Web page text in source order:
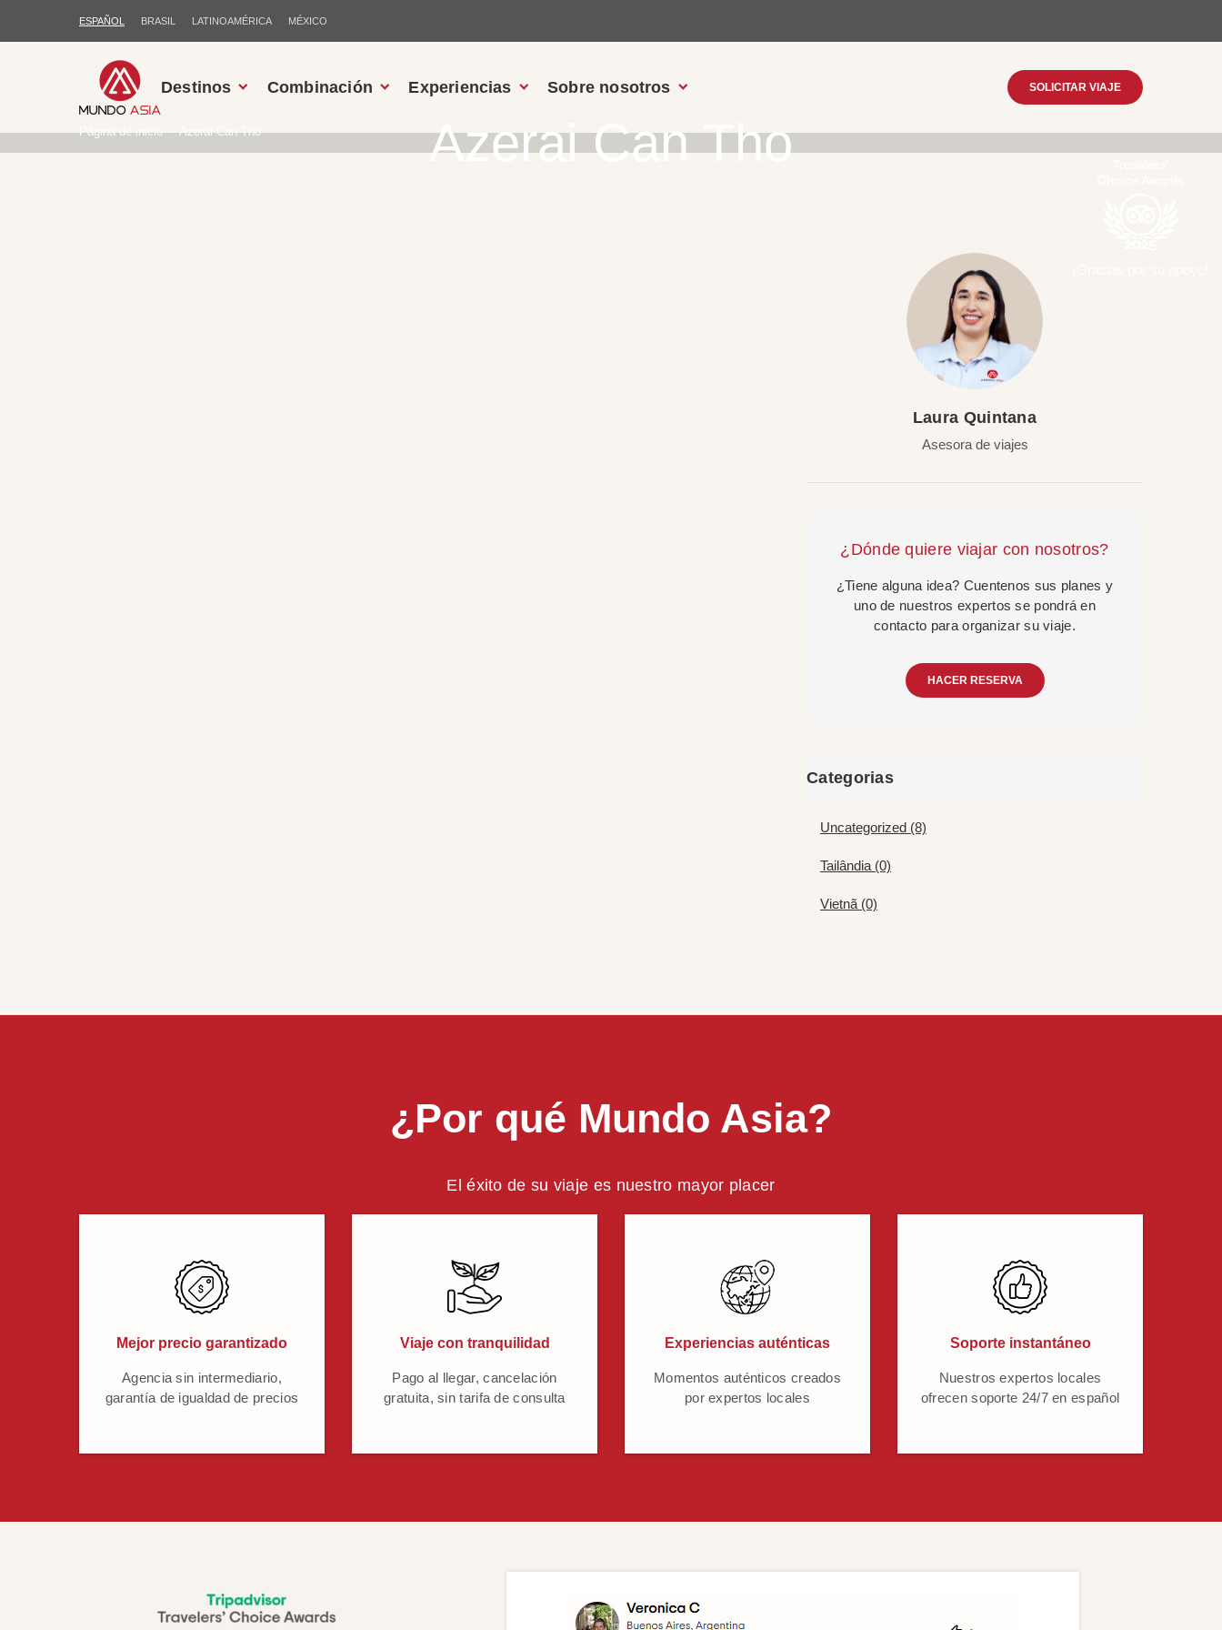
ESPAÑOL BRASIL LATINOAMÉRICA MÉXICO
Destinos Combinación Experiencias Sobre nosotros SOLICITAR VIAJE
Azerai Can Tho
Página de inicio Azerai Can Tho
Laura Quintana
Asesora de viajes
¿Dónde quiere viajar con nosotros?
¿Tiene alguna idea? Cuentenos sus planes y
uno de nuestros expertos se pondrá en
contacto para organizar su viaje.
HACER RESERVA
Categorias
Uncategorized (8)
Tailândia (0)
Vietnã (0)
¿Por qué Mundo Asia?
El éxito de su viaje es nuestro mayor placer
Mejor precio garantizado
Agencia sin intermediario,
garantía de igualdad de precios
Viaje con tranquilidad
Pago al llegar, cancelación
gratuita, sin tarifa de consulta
Experiencias auténticas
Momentos auténticos creados
por expertos locales
Soporte instantáneo
Nuestros expertos locales
ofrecen soporte 24/7 en español